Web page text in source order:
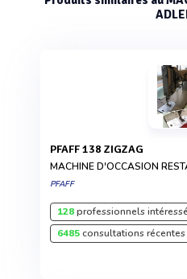
PFAFF 138 ZIGZAG
MACHINE D'OCCASION
PFAFF
128professionnels
6485consultations récentes